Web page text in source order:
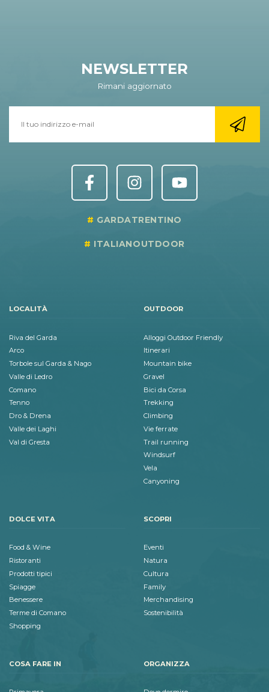
NEWSLETTER
Rimani aggiornato
GARDATRENTINO
ITALIANOUTDOOR
LOCALITÀ
Riva del Garda
Arco
Torbole sul Garda & Nago
Valle di Ledro
Comano
Tenno
Dro & Drena
Valle dei Laghi
Val di Gresta
OUTDOOR
Alloggi Outdoor Friendly
Itinerari
Mountain bike
Gravel
Bici da Corsa
Trekking
Climbing
Vie ferrate
Trail running
Windsurf
Vela
Canyoning
DOLCE VITA
Food & Wine
Ristoranti
Prodotti tipici
Spiagge
Benessere
Terme di Comano
Shopping
SCOPRI
Eventi
Natura
Cultura
Family
Merchandising
Sostenibilità
COSA FARE IN ORGANIZZA